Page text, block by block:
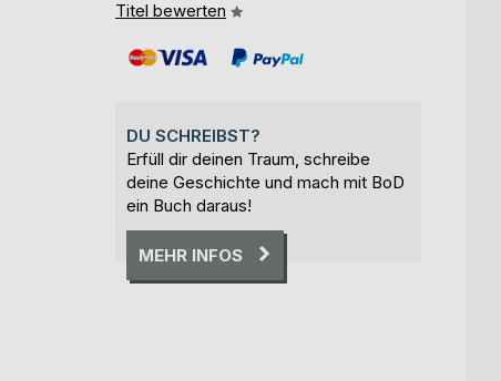
Titel bewerten
DU SCHREIBST?
Erfüll dir deinen Traum, schreibe
deine Geschichte und mach mit BoD
ein Buch daraus!
MEHR INFOS